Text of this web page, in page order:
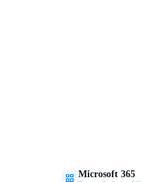
 Microsoft 365